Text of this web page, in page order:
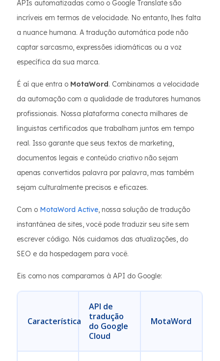
APIs automatizadas como o Google Translate são
incríveis em termos de velocidade. No entanto, lhes falta
a nuance humana. A tradução automática pode não
captar sarcasmo, expressões idiomáticas ou a voz
específica da sua marca.
É aí que entra o MotaWord. Combinamos a velocidade
da automação com a qualidade de tradutores humanos
profissionais. Nossa plataforma conecta milhares de
linguistas certificados que trabalham juntos em tempo
real. Isso garante que seus textos de marketing,
documentos legais e conteúdo criativo não sejam
apenas convertidos palavra por palavra, mas também
sejam culturalmente precisos e eficazes.
Com o MotaWord Active, nossa solução de tradução
instantânea de sites, você pode traduzir seu site sem
escrever código. Nós cuidamos das atualizações, do
SEO e da hospedagem para você.
Eis como nos comparamos à API do Google:
Característica
API de
tradução
do Google
Cloud
MotaWord